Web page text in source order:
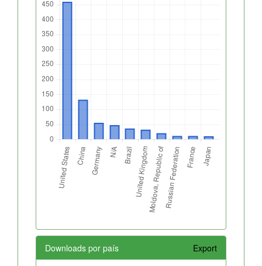
Downloads por país Export